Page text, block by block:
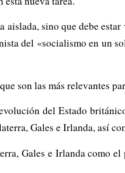
sino que debe
del «socialismo en un
son las más relevantes
del Estado
Gales e Irlanda, así
Gales e Irlanda como